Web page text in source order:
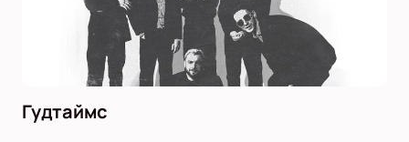
Гудтаймс